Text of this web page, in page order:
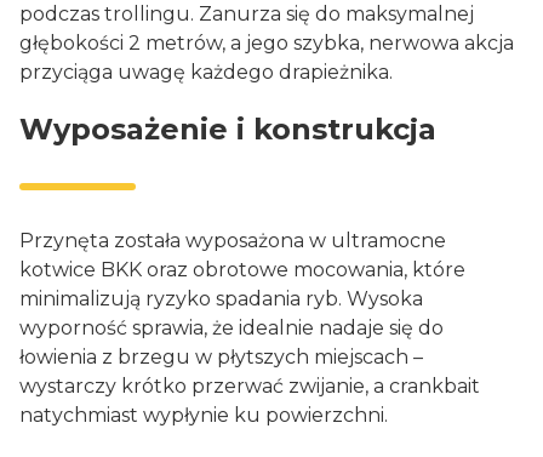
podczas trollingu. Zanurza się do maksymalnej
głębokości 2 metrów, a jego szybka, nerwowa akcja
przyciąga uwagę każdego drapieżnika.
Wyposażenie i konstrukcja
Przynęta została wyposażona w ultramocne
kotwice BKK oraz obrotowe mocowania, które
minimalizują ryzyko spadania ryb. Wysoka
wyporność sprawia, że idealnie nadaje się do
łowienia z brzegu w płytszych miejscach –
wystarczy krótko przerwać zwijanie, a crankbait
natychmiast wypłynie ku powierzchni.